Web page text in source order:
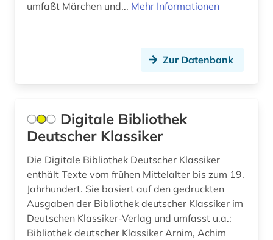
hörtext (1)
iberoromanistik (1)
index (1)
inschrift (1)
irland (1)
umfaßt Märchen und... Mehr Informationen
Zur Datenbank
Digitale Bibliothek
Deutscher Klassiker
Die Digitale Bibliothek Deutscher Klassiker
enthält Texte vom frühen Mittelalter bis zum 19.
Jahrhundert. Sie basiert auf den gedruckten
Ausgaben der Bibliothek deutscher Klassiker im
Deutschen Klassiker-Verlag und umfasst u.a.:
Bibliothek deutscher Klassiker Arnim, Achim